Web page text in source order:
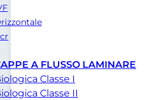
A FLUSSO LAMINARE
Classe I
Classe II